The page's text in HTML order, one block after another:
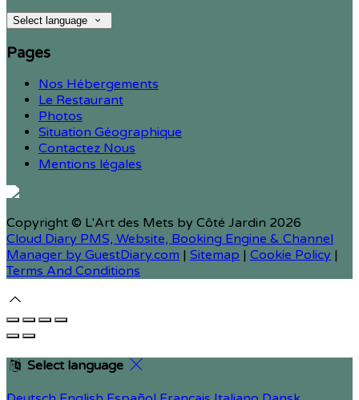
Select language
Pages
Nos Hébergements
Le Restaurant
Photos
Situation Géographique
Contactez Nous
Mentions légales
Copyright © L'Art des Mets by Côté Jardin 2026
Cloud Diary PMS, Website, Booking Engine & Channel
Manager by GuestDiary.com | Sitemap | Cookie Policy |
Terms And Conditions
Select language